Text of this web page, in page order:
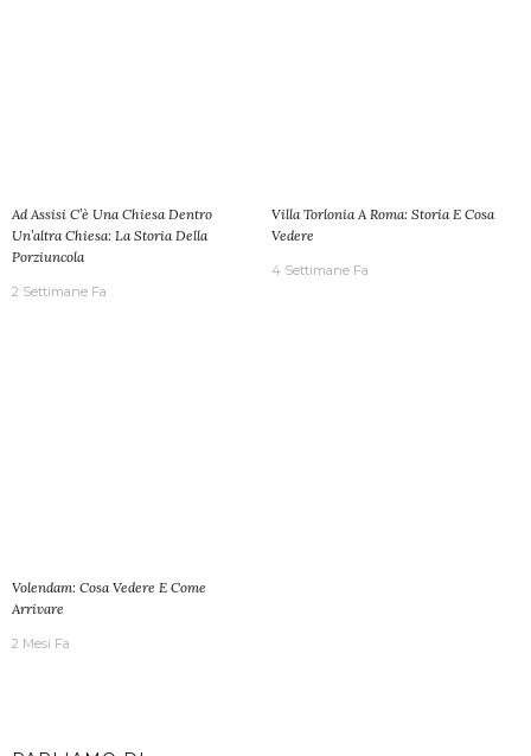
Ad Assisi C’è Una Chiesa Dentro
Un’altra Chiesa: La Storia Della
Porziuncola
2 Settimane Fa
Villa Torlonia A Roma: Storia E Cosa
Vedere
4 Settimane Fa
Volendam: Cosa Vedere E Come
Arrivare
2 Mesi Fa